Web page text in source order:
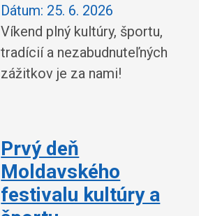
Dátum: 25. 6. 2026
Víkend plný kultúry, športu,
tradícií a nezabudnuteľných
zážitkov je za nami!
Prvý deň
Moldavského
festivalu kultúry a